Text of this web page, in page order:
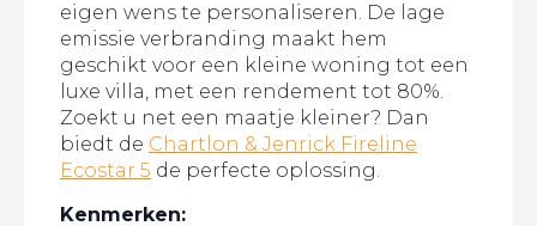
eigen wens te personaliseren. De lage
emissie verbranding maakt hem
geschikt voor een kleine woning tot een
luxe villa, met een rendement tot 80%.
Zoekt u net een maatje kleiner? Dan
biedt de Chartlon & Jenrick Fireline
Ecostar 5 de perfecte oplossing.
Kenmerken: